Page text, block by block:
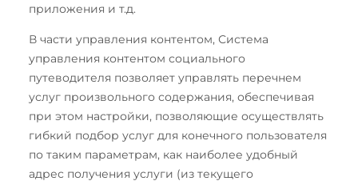
приложения и т.д.
В части управления контентом, Система
управления контентом социального
путеводителя позволяет управлять перечнем
услуг произвольного содержания, обеспечивая
при этом настройки, позволяющие осуществлять
гибкий подбор услуг для конечного пользователя
по таким параметрам, как наиболее удобный
адрес получения услуги (из текущего